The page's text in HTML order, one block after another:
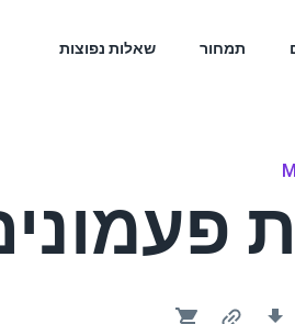
תמחור שאלות נפוצות